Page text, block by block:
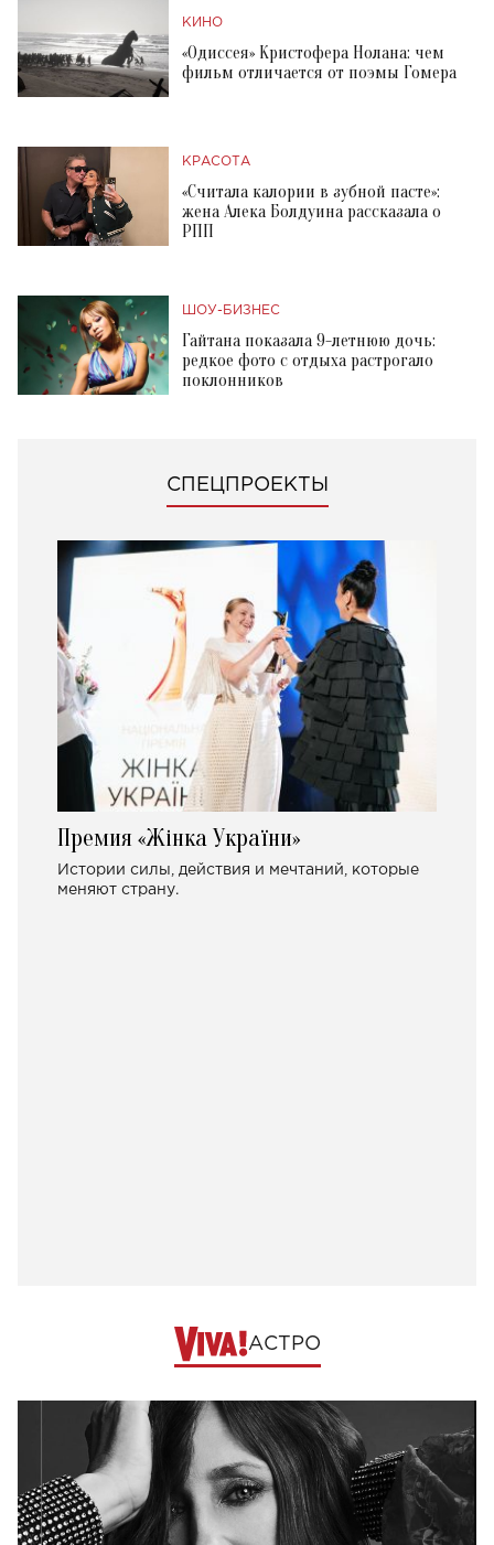
КИНО
«Одиссея» Кристофера Нолана: чем
фильм отличается от поэмы Гомера
КРАСОТА
«Считала калории в зубной пасте»:
жена Алека Болдуина рассказала о
РПП
ШОУ-БИЗНЕС
Гайтана показала 9-летнюю дочь:
редкое фото с отдыха растрогало
поклонников
СПЕЦПРОЕКТЫ
Премия «Жінка України»
Истории силы, действия и мечтаний, которые
меняют страну.
АСТРО